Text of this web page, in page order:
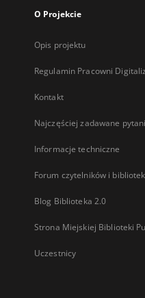
O Projekcie
Opis projektu
Regulamin Pracowni
Kontakt
Najczęściej zadawane
Informacje techniczne
Forum czytelników i
Blog Biblioteka 2.0
Strona Miejskiej Biblioteki
Uczestnicy